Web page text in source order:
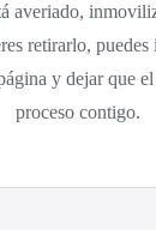
averiado,
retirarlo,
y dejar que
proceso contigo.